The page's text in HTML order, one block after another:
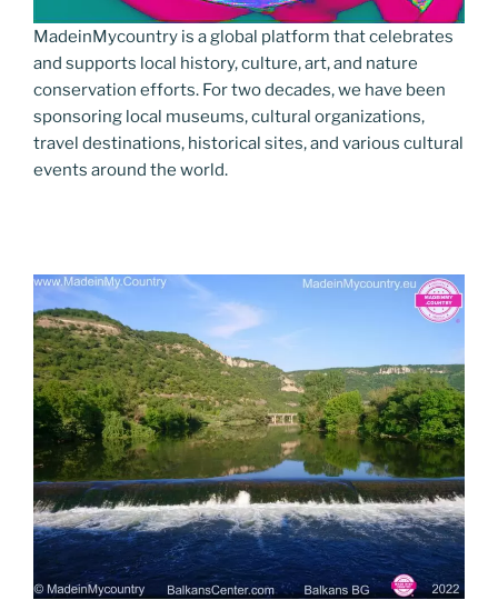
MadeinMycountry is a global platform that celebrates
and supports local history, culture, art, and nature
conservation efforts. For two decades, we have been
sponsoring local museums, cultural organizations,
travel destinations, historical sites, and various cultural
events around the world.